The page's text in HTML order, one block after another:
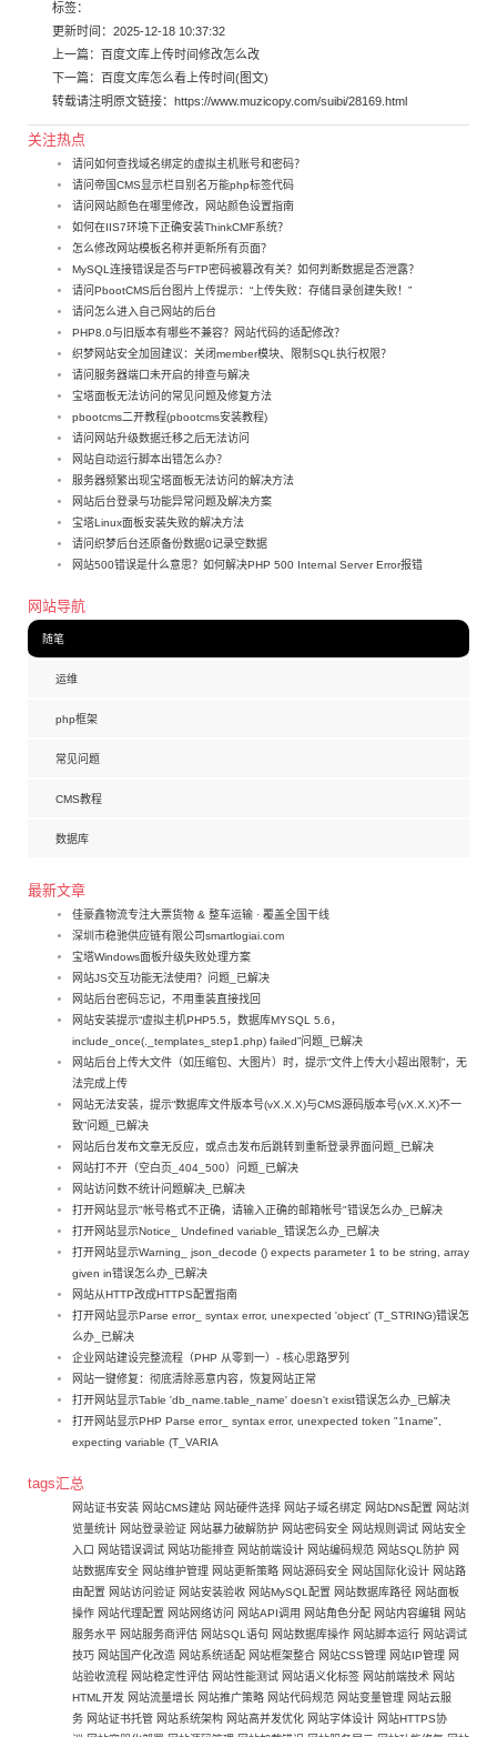
标签：
更新时间：2025-12-18 10:37:32
上一篇： 百度文库上传时间修改怎么改
下一篇： 百度文库怎么看上传时间(图文)
转载请注明原文链接： https://www.muzicopy.com/suibi/28169.html
关注热点
请问如何查找域名绑定的虚拟主机账号和密码？
请问帝国CMS显示栏目别名万能php标签代码
请问网站颜色在哪里修改，网站颜色设置指南
如何在IIS7环境下正确安装ThinkCMF系统？
怎么修改网站模板名称并更新所有页面？
MySQL连接错误是否与FTP密码被篡改有关？如何判断数据是否泄露？
请问PbootCMS后台图片上传提示：“上传失败：存储目录创建失败！”
请问怎么进入自己网站的后台
PHP8.0与旧版本有哪些不兼容？网站代码的适配修改？
织梦网站安全加固建议：关闭member模块、限制SQL执行权限？
请问服务器端口未开启的排查与解决
宝塔面板无法访问的常见问题及修复方法
pbootcms二开教程(pbootcms安装教程)
请问网站升级数据迁移之后无法访问
网站自动运行脚本出错怎么办？
服务器频繁出现宝塔面板无法访问的解决方法
网站后台登录与功能异常问题及解决方案
宝塔Linux面板安装失败的解决方法
请问织梦后台还原备份数据0记录空数据
网站500错误是什么意思？如何解决PHP 500 Internal Server Error报错
网站导航
随笔
运维
php框架
常见问题
CMS教程
数据库
最新文章
佳豪鑫物流专注大票货物 & 整车运输 · 覆盖全国干线
深圳市稳驰供应链有限公司smartlogiai.com
宝塔Windows面板升级失败处理方案
网站JS交互功能无法使用？问题_已解决
网站后台密码忘记，不用重装直接找回
网站安装提示“虚拟主机PHP5.5，数据库MYSQL 5.6，
include_once(._templates_step1.php) failed”问题_已解决
网站后台上传大文件（如压缩包、大图片）时，提示“文件上传大小超出限制”，无
法完成上传
网站无法安装，提示“数据库文件版本号(vX.X.X)与CMS源码版本号(vX.X.X)不一
致”问题_已解决
网站后台发布文章无反应，或点击发布后跳转到重新登录界面问题_已解决
网站打不开（空白页_404_500）问题_已解决
网站访问数不统计问题解决_已解决
打开网站显示"帐号格式不正确，请输入正确的邮箱帐号"错误怎么办_已解决
打开网站显示Notice_ Undefined variable_错误怎么办_已解决
打开网站显示Warning_ json_decode () expects parameter 1 to be string, array
given in错误怎么办_已解决
网站从HTTP改成HTTPS配置指南
打开网站显示Parse error_ syntax error, unexpected 'object' (T_STRING)错误怎
么办_已解决
企业网站建设完整流程（PHP 从零到一）- 核心思路罗列
网站一键修复：彻底清除恶意内容，恢复网站正常
打开网站显示Table 'db_name.table_name' doesn't exist错误怎么办_已解决
打开网站显示PHP Parse error_ syntax error, unexpected token "1name",
expecting variable (T_VARIA
tags汇总
网站证书安装 网站CMS建站 网站硬件选择 网站子域名绑定 网站DNS配置 网站浏
览量统计 网站登录验证 网站暴力破解防护 网站密码安全 网站规则调试 网站安全
入口 网站错误调试 网站功能排查 网站前端设计 网站编码规范 网站SQL防护 网
站数据库安全 网站维护管理 网站更新策略 网站源码安全 网站国际化设计 网站路
由配置 网站访问验证 网站安装验收 网站MySQL配置 网站数据库路径 网站面板
操作 网站代理配置 网站网络访问 网站API调用 网站角色分配 网站内容编辑 网站
服务水平 网站服务商评估 网站SQL语句 网站数据库操作 网站脚本运行 网站调试
技巧 网站国产化改造 网站系统适配 网站框架整合 网站CSS管理 网站IP管理 网
站验收流程 网站稳定性评估 网站性能测试 网站语义化标签 网站前端技术 网站
HTML开发 网站流量增长 网站推广策略 网站代码规范 网站变量管理 网站云服
务 网站证书托管 网站系统架构 网站高并发优化 网站字体设计 网站HTTPS协